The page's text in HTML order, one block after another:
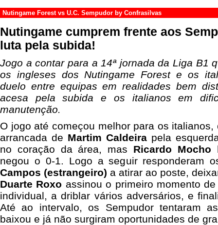
Nutingame Forestvs U.C. Sempudor by Confrasilvas
Nutingame cumprem frente aos
luta pela subida!
Jogo a contar para a 14ª jornada da Liga B1
os ingleses dos Nutingame Forest e os
duelo entre equipas em realidades bem
acesa pela subida e os italianos em
manutenção.
O jogo até começou melhor para os
arrancada de Martim Caldeira pela
no coração da área, mas Ricardo Mocho
negou o 0-1. Logo a seguir responderam
Campos (estrangeiro) a atirar ao poste,
Duarte Roxo assinou o primeiro momento
individual, a driblar vários adversários, e
Até ao intervalo, os Sempudor tentaram
baixou e já não surgiram oportunidades de